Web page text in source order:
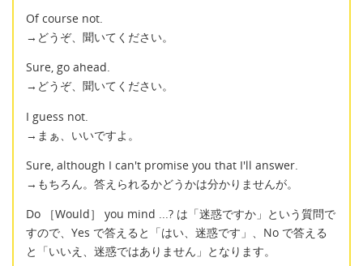
Of course not.
→どうぞ、聞いてください。
Sure, go ahead.
→どうぞ、聞いてください。
I guess not.
→まぁ、いいですよ。
Sure, although I can't promise you that I'll answer.
→もちろん。答えられるかどうかは分かりませんが。
Do ［Would］ you mind ...? は「迷惑ですか」という質問で
すので、Yes で答えると「はい、迷惑です」、No で答える
と「いいえ、迷惑ではありません」となります。